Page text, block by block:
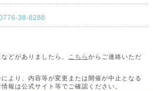
38-8288
どがありましたら、 こちら からご連絡いただ
より、内容等が変更または開催が中止となる
報は公式サイト等でご確認ください。